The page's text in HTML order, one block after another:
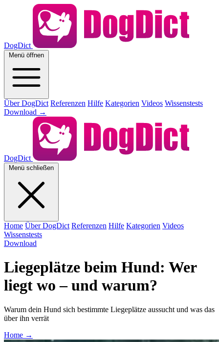
DogDict
Menü öffnen
Über DogDict Referenzen Hilfe Kategorien Videos Wissenstests
Download →
DogDict
Menü schließen
Home Über DogDict Referenzen Hilfe Kategorien Videos
Wissenstests
Download
Liegeplätze beim Hund: Wer
liegt wo – und warum?
Warum dein Hund sich bestimmte Liegeplätze aussucht und was das
über ihn verrät
Home →